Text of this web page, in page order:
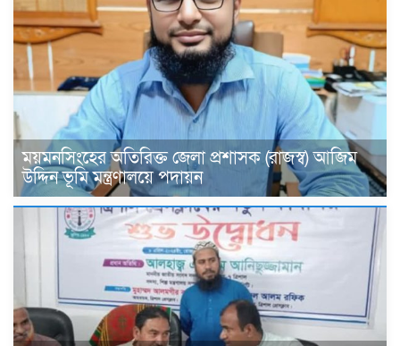
ময়মনসিংহের অতিরিক্ত জেলা প্রশাসক (রাজস্ব) আজিম
উদ্দিন ভূমি মন্ত্রণালয়ে পদায়ন